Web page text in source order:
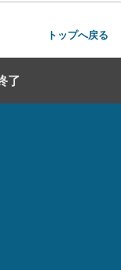
トップへ戻る
了